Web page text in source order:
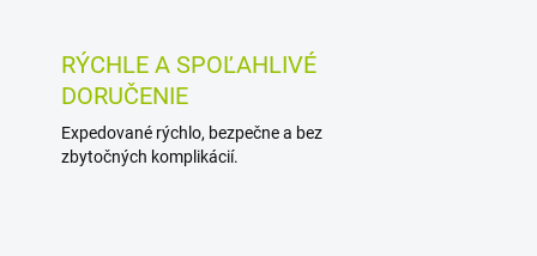
RÝCHLE A SPOĽAHLIVÉ
DORUČENIE
Expedované rýchlo, bezpečne a bez
zbytočných komplikácií.